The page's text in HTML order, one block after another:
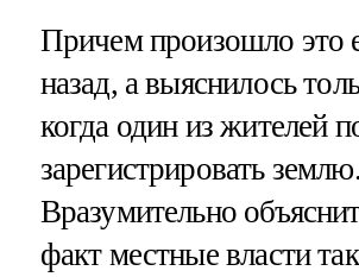
Причем произошло это
назад, а выяснилось
когда один из жителей
зарегистрировать землю.
Вразумительно
факт местные власти